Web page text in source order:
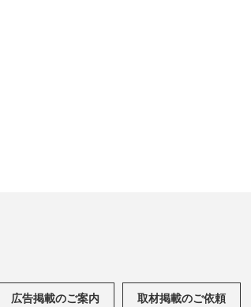
広告掲載のご案内 取材掲載のご依頼